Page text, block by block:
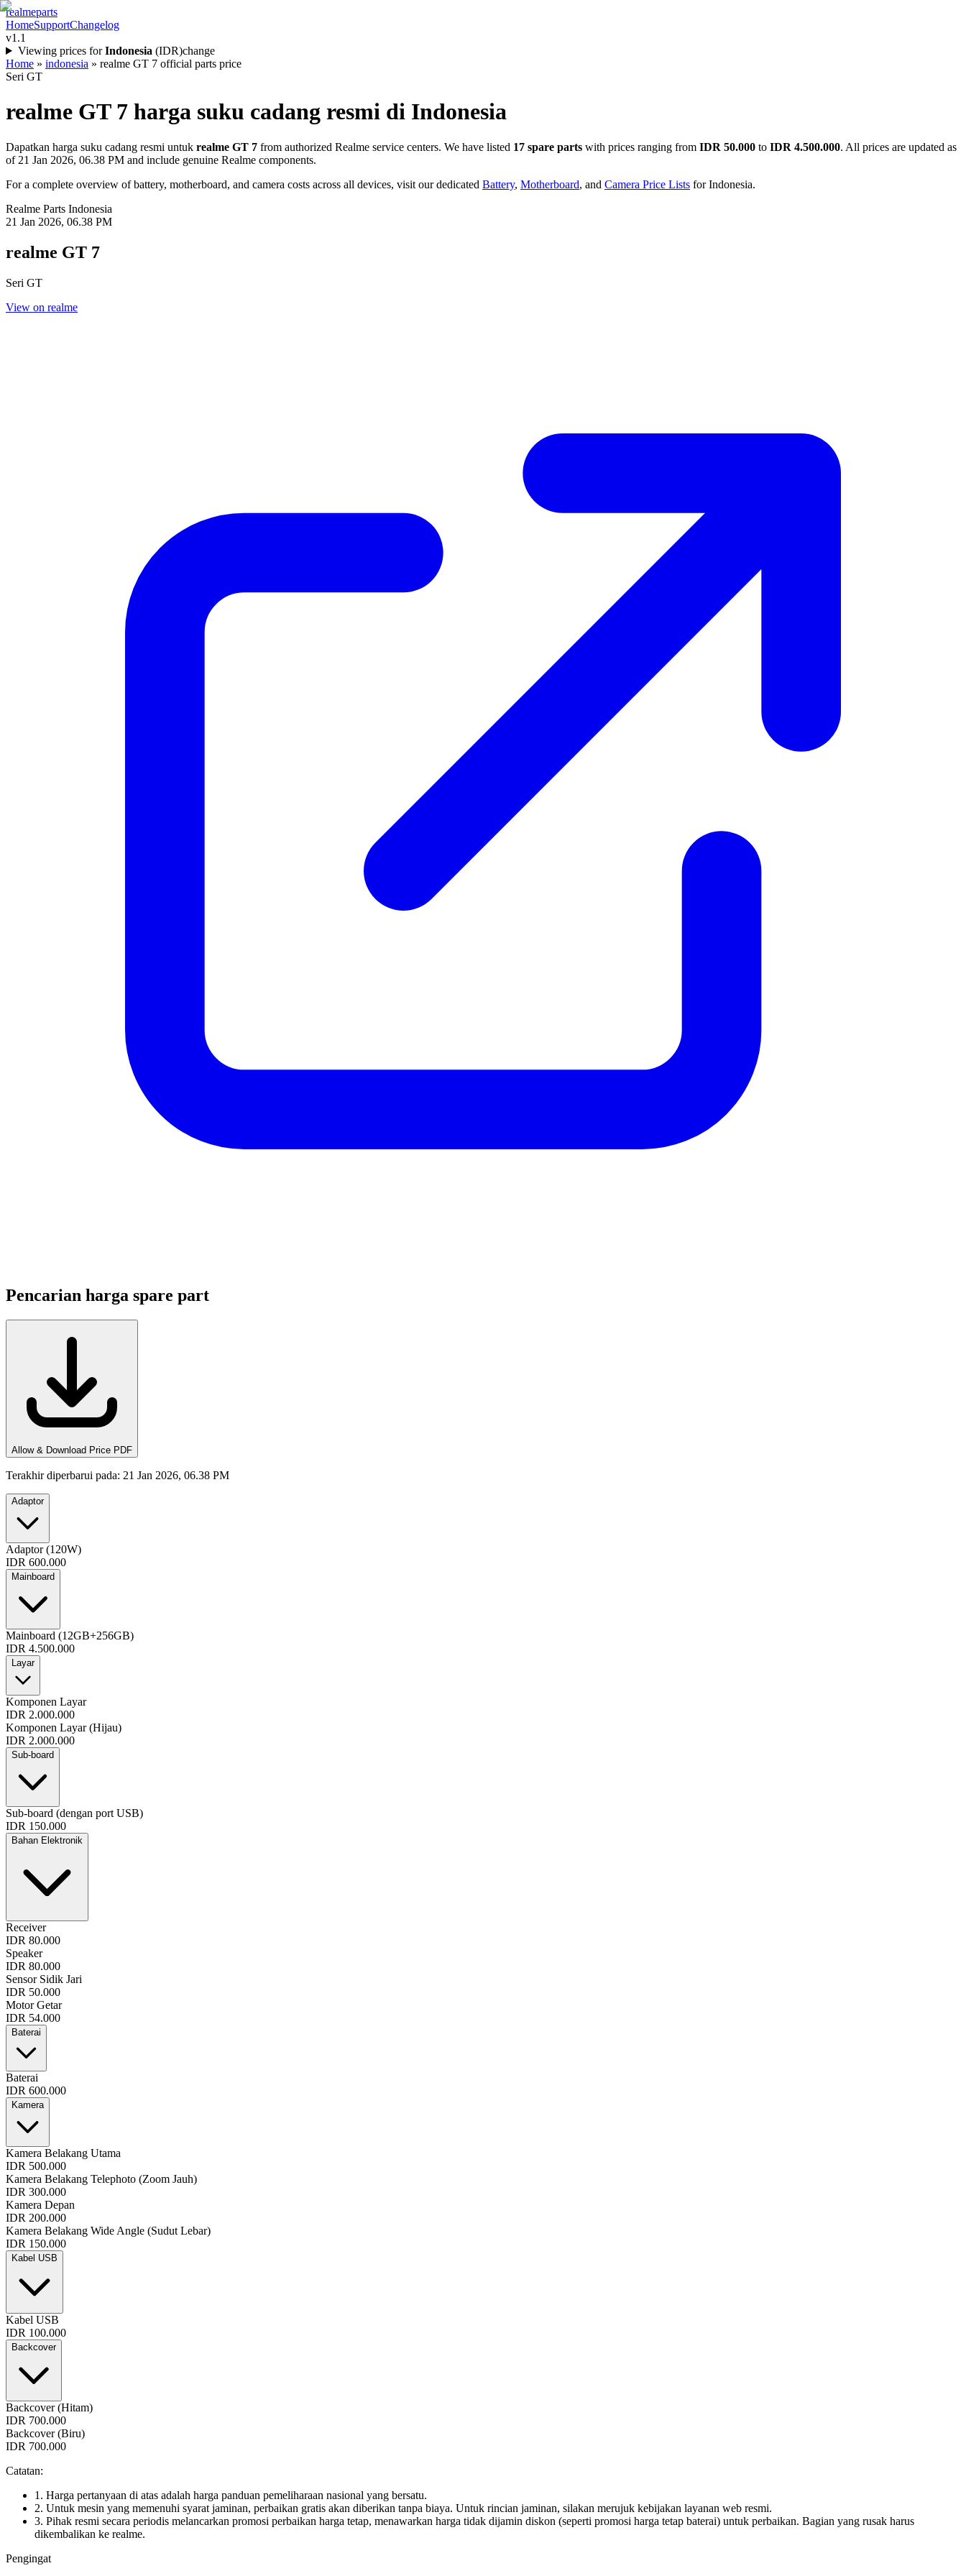
realmeparts
HomeSupportChangelog
v1.1
Viewing prices for Indonesia (IDR)change
Home » indonesia » realme GT 7 official parts price
Seri GT
realme GT 7 harga suku cadang resmi di Indonesia
Dapatkan harga suku cadang resmi untuk realme GT 7 from authorized Realme service centers. We have listed 17 spare parts with prices ranging from IDR 50.000 to IDR 4.500.000. All prices are updated as
of 21 Jan 2026, 06.38 PM and include genuine Realme components.
For a complete overview of battery, motherboard, and camera costs across all devices, visit our dedicated Battery, Motherboard, and Camera Price Lists forIndonesia.
Realme Parts Indonesia
21 Jan 2026, 06.38 PM
realme GT 7
Seri GT
View on realme
Pencarian harga spare part
Allow & Download Price PDF
Terakhir diperbarui pada: 21 Jan 2026, 06.38 PM
Adaptor
Adaptor (120W)
IDR 600.000
Mainboard
Mainboard (12GB+256GB)
IDR 4.500.000
Layar
Komponen Layar
IDR 2.000.000
Komponen Layar (Hijau)
IDR 2.000.000
Sub-board
Sub-board (dengan port USB)
IDR 150.000
Bahan Elektronik
Receiver
IDR 80.000
Speaker
IDR 80.000
Sensor Sidik Jari
IDR 50.000
Motor Getar
IDR 54.000
Baterai
Baterai
IDR 600.000
Kamera
Kamera Belakang Utama
IDR 500.000
Kamera Belakang Telephoto (Zoom Jauh)
IDR 300.000
Kamera Depan
IDR 200.000
Kamera Belakang Wide Angle (Sudut Lebar)
IDR 150.000
Kabel USB
Kabel USB
IDR 100.000
Backcover
Backcover (Hitam)
IDR 700.000
Backcover (Biru)
IDR 700.000
Catatan:
1. Harga pertanyaan di atas adalah harga panduan pemeliharaan nasional yang bersatu.
2. Untuk mesin yang memenuhi syarat jaminan, perbaikan gratis akan diberikan tanpa biaya. Untuk rincian jaminan, silakan merujuk kebijakan layanan web resmi.
3. Pihak resmi secara periodis melancarkan promosi perbaikan harga tetap, menawarkan harga tidak dijamin diskon (seperti promosi harga tetap baterai) untuk perbaikan. Bagian yang rusak harus
dikembalikan ke realme.
Pengingat